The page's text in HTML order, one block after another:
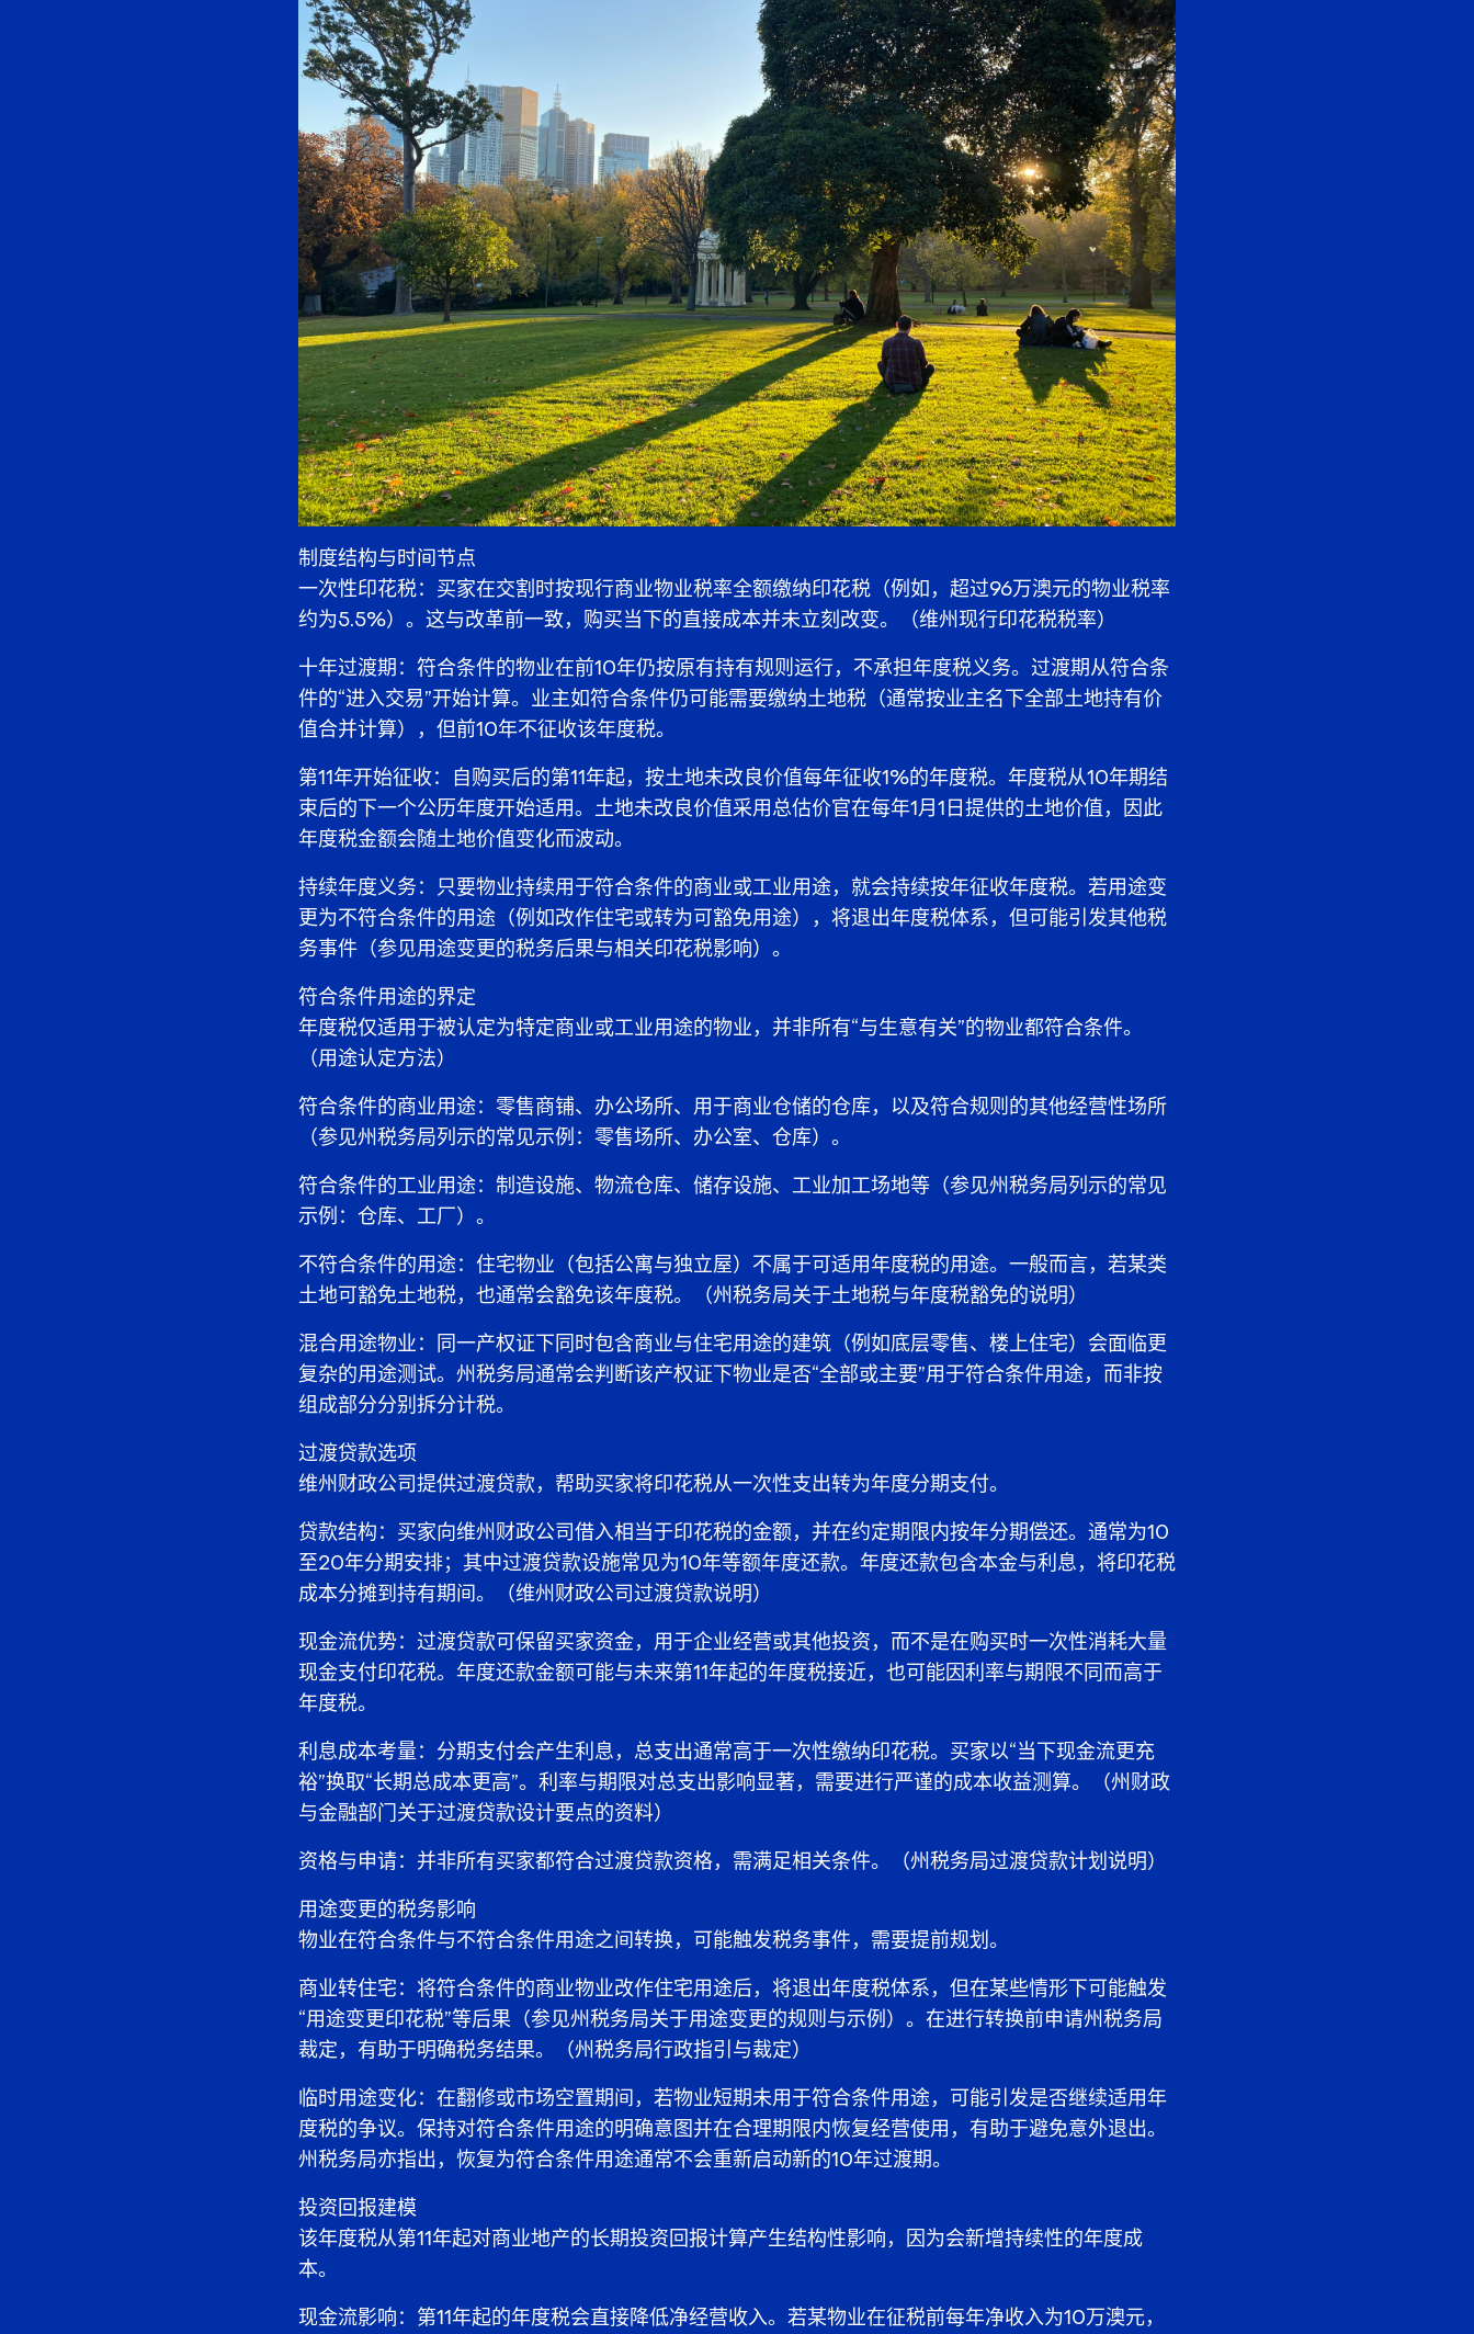
制度结构与时间节点
一次性印花税：买家在交割时按现行商业物业税率全额缴纳印花税（例如，超过96万澳元的物业税率
约为5.5%）。这与改革前一致，购买当下的直接成本并未立刻改变。（维州现行印花税税率）
十年过渡期：符合条件的物业在前10年仍按原有持有规则运行，不承担年度税义务。过渡期从符合条
件的“进入交易”开始计算。业主如符合条件仍可能需要缴纳土地税（通常按业主名下全部土地持有价
值合并计算），但前10年不征收该年度税。
第11年开始征收：自购买后的第11年起，按土地未改良价值每年征收1%的年度税。年度税从10年期结
束后的下一个公历年度开始适用。土地未改良价值采用总估价官在每年1月1日提供的土地价值，因此
年度税金额会随土地价值变化而波动。
持续年度义务：只要物业持续用于符合条件的商业或工业用途，就会持续按年征收年度税。若用途变
更为不符合条件的用途（例如改作住宅或转为可豁免用途），将退出年度税体系，但可能引发其他税
务事件（参见用途变更的税务后果与相关印花税影响）。
符合条件用途的界定
年度税仅适用于被认定为特定商业或工业用途的物业，并非所有“与生意有关”的物业都符合条件。
（用途认定方法）
符合条件的商业用途：零售商铺、办公场所、用于商业仓储的仓库，以及符合规则的其他经营性场所
（参见州税务局列示的常见示例：零售场所、办公室、仓库）。
符合条件的工业用途：制造设施、物流仓库、储存设施、工业加工场地等（参见州税务局列示的常见
示例：仓库、工厂）。
不符合条件的用途：住宅物业（包括公寓与独立屋）不属于可适用年度税的用途。一般而言，若某类
土地可豁免土地税，也通常会豁免该年度税。（州税务局关于土地税与年度税豁免的说明）
混合用途物业：同一产权证下同时包含商业与住宅用途的建筑（例如底层零售、楼上住宅）会面临更
复杂的用途测试。州税务局通常会判断该产权证下物业是否“全部或主要”用于符合条件用途，而非按
组成部分分别拆分计税。
过渡贷款选项
维州财政公司提供过渡贷款，帮助买家将印花税从一次性支出转为年度分期支付。
贷款结构：买家向维州财政公司借入相当于印花税的金额，并在约定期限内按年分期偿还。通常为10
至20年分期安排；其中过渡贷款设施常见为10年等额年度还款。年度还款包含本金与利息，将印花税
成本分摊到持有期间。（维州财政公司过渡贷款说明）
现金流优势：过渡贷款可保留买家资金，用于企业经营或其他投资，而不是在购买时一次性消耗大量
现金支付印花税。年度还款金额可能与未来第11年起的年度税接近，也可能因利率与期限不同而高于
年度税。
利息成本考量：分期支付会产生利息，总支出通常高于一次性缴纳印花税。买家以“当下现金流更充
裕”换取“长期总成本更高”。利率与期限对总支出影响显著，需要进行严谨的成本收益测算。（州财政
与金融部门关于过渡贷款设计要点的资料）
资格与申请：并非所有买家都符合过渡贷款资格，需满足相关条件。（州税务局过渡贷款计划说明）
用途变更的税务影响
物业在符合条件与不符合条件用途之间转换，可能触发税务事件，需要提前规划。
商业转住宅：将符合条件的商业物业改作住宅用途后，将退出年度税体系，但在某些情形下可能触发
“用途变更印花税”等后果（参见州税务局关于用途变更的规则与示例）。在进行转换前申请州税务局
裁定，有助于明确税务结果。（州税务局行政指引与裁定）
临时用途变化：在翻修或市场空置期间，若物业短期未用于符合条件用途，可能引发是否继续适用年
度税的争议。保持对符合条件用途的明确意图并在合理期限内恢复经营使用，有助于避免意外退出。
州税务局亦指出，恢复为符合条件用途通常不会重新启动新的10年过渡期。
投资回报建模
该年度税从第11年起对商业地产的长期投资回报计算产生结构性影响，因为会新增持续性的年度成
本。
现金流影响：第11年起的年度税会直接降低净经营收入。若某物业在征税前每年净收入为10万澳元，